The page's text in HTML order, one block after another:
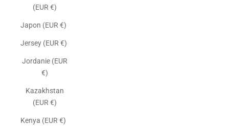
(EUR €)
Japon (EUR €)
Jersey (EUR €)
Jordanie (EUR
€)
Kazakhstan
(EUR €)
Kenya (EUR €)